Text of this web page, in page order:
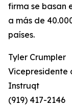
firma se basan
a más de
países.
Tyler Crumpler
Vicepresidente
Instruqt
(919) 417-2146